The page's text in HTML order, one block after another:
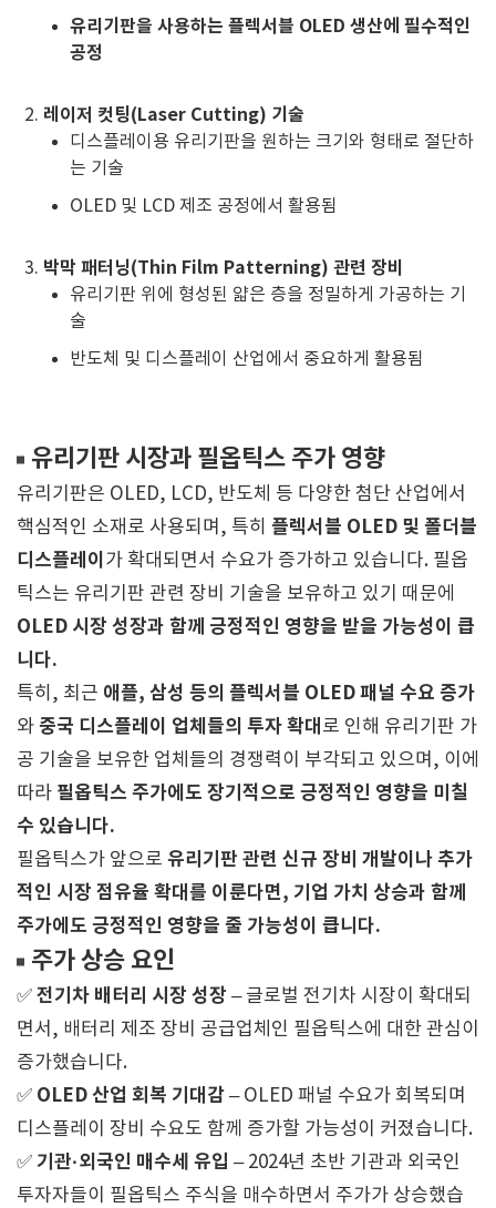
유리기판을 사용하는 플렉서블 OLED 생산에 필수적인
공정
레이저 컷팅(Laser Cutting) 기술
디스플레이용 유리기판을 원하는 크기와 형태로 절단하
는 기술
OLED 및 LCD 제조 공정에서 활용됨
박막 패터닝(Thin Film Patterning) 관련 장비
유리기판 위에 형성된 얇은 층을 정밀하게 가공하는 기
술
반도체 및 디스플레이 산업에서 중요하게 활용됨
유리기판 시장과 필옵틱스 주가 영향
유리기판은 OLED, LCD, 반도체 등 다양한 첨단 산업에서
핵심적인 소재로 사용되며, 특히 플렉서블 OLED 및 폴더블
디스플레이 가 확대되면서 수요가 증가하고 있습니다. 필옵
틱스는 유리기판 관련 장비 기술을 보유하고 있기 때문에
OLED 시장 성장과 함께 긍정적인 영향을 받을 가능성이 큽
니다.
특히, 최근 애플, 삼성 등의 플렉서블 OLED 패널 수요 증가
와 중국 디스플레이 업체들의 투자 확대 로 인해 유리기판 가
공 기술을 보유한 업체들의 경쟁력이 부각되고 있으며, 이에
따라 필옵틱스 주가에도 장기적으로 긍정적인 영향을 미칠
수 있습니다.
필옵틱스가 앞으로 유리기판 관련 신규 장비 개발이나 추가
적인 시장 점유율 확대를 이룬다면, 기업 가치 상승과 함께
주가에도 긍정적인 영향을 줄 가능성이 큽니다.
주가 상승 요인
✅ 전기차 배터리 시장 성장 – 글로벌 전기차 시장이 확대되
면서, 배터리 제조 장비 공급업체인 필옵틱스에 대한 관심이
증가했습니다.
✅ OLED 산업 회복 기대감 – OLED 패널 수요가 회복되며
디스플레이 장비 수요도 함께 증가할 가능성이 커졌습니다.
✅ 기관·외국인 매수세 유입 – 2024년 초반 기관과 외국인
투자자들이 필옵틱스 주식을 매수하면서 주가가 상승했습